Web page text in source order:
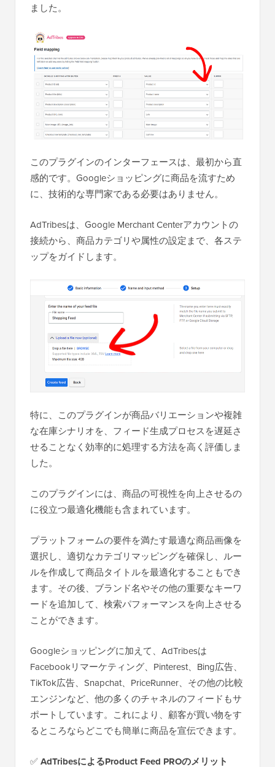
ました。
このプラグインのインターフェースは、最初から直
感的です。Googleショッピングに商品を流すため
に、技術的な専門家である必要はありません。
AdTribesは、Google Merchant Centerアカウントの
接続から、商品カテゴリや属性の設定まで、各ステ
ップをガイドします。
特に、このプラグインが商品バリエーションや複雑
な在庫シナリオを、フィード生成プロセスを遅延さ
せることなく効率的に処理する方法を高く評価しま
した。
このプラグインには、商品の可視性を向上させるの
に役立つ最適化機能も含まれています。
プラットフォームの要件を満たす最適な商品画像を
選択し、適切なカテゴリマッピングを確保し、ルー
ルを作成して商品タイトルを最適化することもでき
ます。その後、ブランド名やその他の重要なキーワ
ードを追加して、検索パフォーマンスを向上させる
ことができます。
Googleショッピングに加えて、AdTribesは
Facebookリマーケティング、Pinterest、Bing広告、
TikTok広告、Snapchat、PriceRunner、その他の比較
エンジンなど、他の多くのチャネルのフィードもサ
ポートしています。これにより、顧客が買い物をす
るところならどこでも簡単に商品を宣伝できます。
✅AdTribesによるProduct Feed PROのメリット